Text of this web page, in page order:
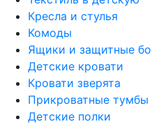
Кресла и стулья
Комоды
Ящики и защитные
Детские кровати
Кровати зверята
Прикроватные тумбы
Детские полки